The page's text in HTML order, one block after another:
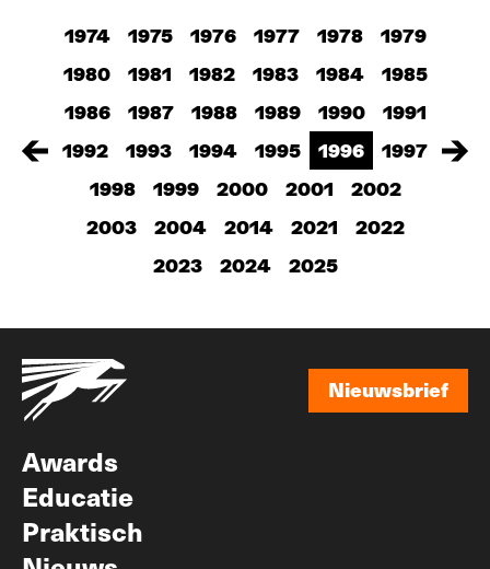
1974 1975 1976 1977 1978
1979
1980
1981 1982 1983 1984
1985
1986
1987 1988 1989 1990
1991
1992
1993 1994 1995 1996
1997
1998
1999 2000 2001
2002
2003
2004 2014 2021
2022
2023
2024 2025
Nieuwsbrief
Awards
Educatie
Praktisch